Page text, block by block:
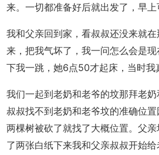
来。一切都准备好后就出发了，早上
我和父亲回到家，看叔叔还没来就
来，把我气坏了，我一问怎么会是
下我一跳，她6点50才起床，当时我
我们一起到老奶和老爷的坟那拜老
叔叔找不到老奶和老爷坟的准确位
两棵树被砍了就找了大概位置。父
了两张白纸下来我和父亲叔叔开始